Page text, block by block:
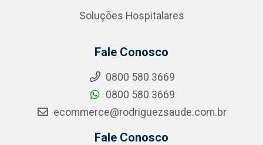
Soluções Hospitalares
Fale Conosco
0800 580 3669
0800 580 3669
ecommerce@rodriguezsaude.com.br
Fale Conosco